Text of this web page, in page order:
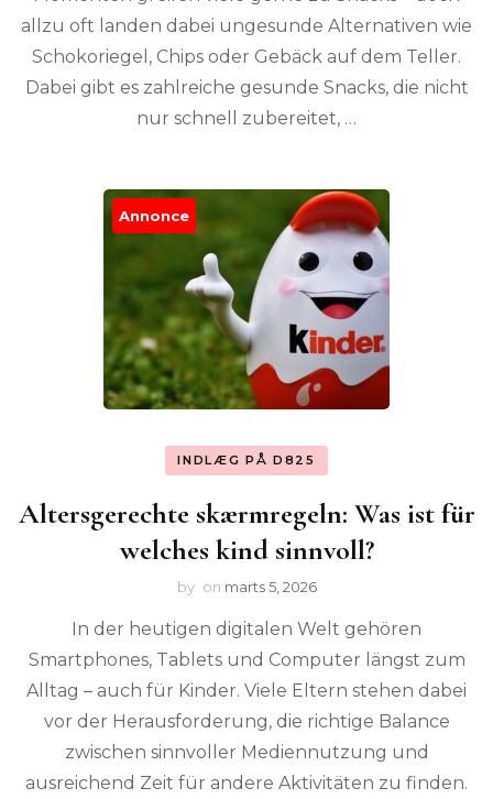
allzu oft landen dabei ungesunde Alternativen wie
Schokoriegel, Chips oder Gebäck auf dem Teller.
Dabei gibt es zahlreiche gesunde Snacks, die nicht
nur schnell zubereitet, …
Annonce
INDLÆG PÅ D825
Altersgerechte skærmregeln: Was ist für
welches kind sinnvoll?
by on marts 5, 2026
In der heutigen digitalen Welt gehören
Smartphones, Tablets und Computer längst zum
Alltag – auch für Kinder. Viele Eltern stehen dabei
vor der Herausforderung, die richtige Balance
zwischen sinnvoller Mediennutzung und
ausreichend Zeit für andere Aktivitäten zu finden.